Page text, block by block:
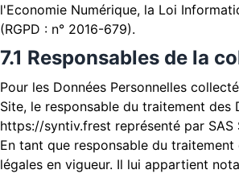
l'Economie Numérique, la Loi
(RGPD : n° 2016-679).
7.1 Responsables de la
Pour les Données Personnelles
Site, le responsable du traitement des
https://syntiv.frest représenté par SAS
En tant que responsable du
légales en vigueur. Il lui appartient